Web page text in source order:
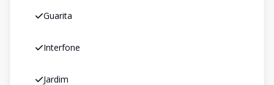
Guarita
Interfone
Jardim